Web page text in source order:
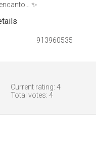
✨
913960535
Current rating: 4
Total votes: 4